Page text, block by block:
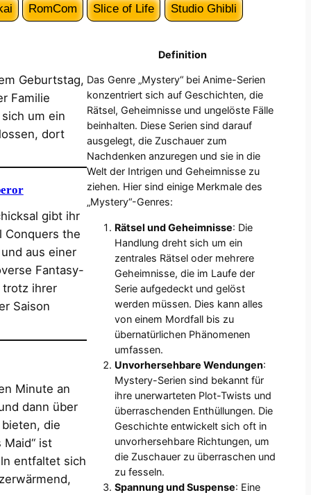
RomCom Slice of Life Studio Ghibli
Geburtstag,
Familie
um ein
dort
gibt ihr
Conquers the
aus einer
Fantasy-
trotz ihrer
Saison
Minute an
dann über
die
Maid“ ist
entfaltet sich
Definition
Das Genre „Mystery“ bei Anime-Serien
konzentriert sich auf Geschichten, die
Rätsel, Geheimnisse und ungelöste Fälle
beinhalten. Diese Serien sind darauf
ausgelegt, die Zuschauer zum
Nachdenken anzuregen und sie in die
Welt der Intrigen und Geheimnisse zu
ziehen. Hier sind einige Merkmale des
„Mystery“-Genres:
Rätsel und Geheimnisse: Die
Handlung dreht sich um ein
zentrales Rätsel oder mehrere
Geheimnisse, die im Laufe der
Serie aufgedeckt und gelöst
werden müssen. Dies kann alles
von einem Mordfall bis zu
übernatürlichen Phänomenen
umfassen.
Unvorhersehbare Wendungen:
Mystery-Serien sind bekannt für
ihre unerwarteten Plot-Twists und
überraschenden Enthüllungen. Die
Geschichte entwickelt sich oft in
unvorhersehbare Richtungen, um
die Zuschauer zu überraschen und
zu fesseln.
Spannung und Suspense: Eine